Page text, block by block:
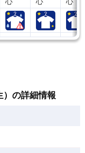
）の詳細情報